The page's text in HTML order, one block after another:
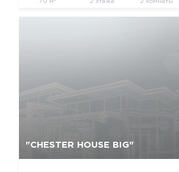
70 м 2 этажа 2 комнаты
"CHESTER HOUSE BIG"